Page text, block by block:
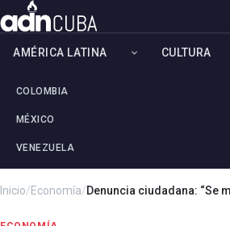
AMÉRICA LATINA
COLOMBIA
MÉXICO
VENEZUELA
CULTURA
Inicio/Economía/Denuncia ciudadana: “Se